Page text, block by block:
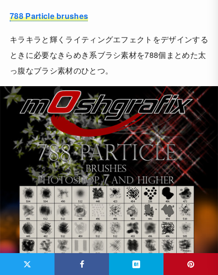
788 Particle brushes
キラキラと輝くライティングエフェクトをデザインする
ときに必要なきらめき系ブラシ素材を788個まとめた太
っ腹なブラシ素材のひとつ。